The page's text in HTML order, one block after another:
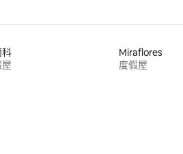
科
Miraflores
度假屋